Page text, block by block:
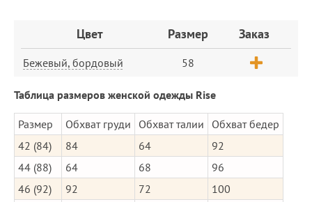
Цвет Размер Заказ
Бежевый, бордовый 58
Таблица размеров женской одежды Rise
Размер Обхват груди Обхват талии
Обхват бедер
42 (84)
84 64
92
44 (88)
64 68
96
46 (92)
92 72
100